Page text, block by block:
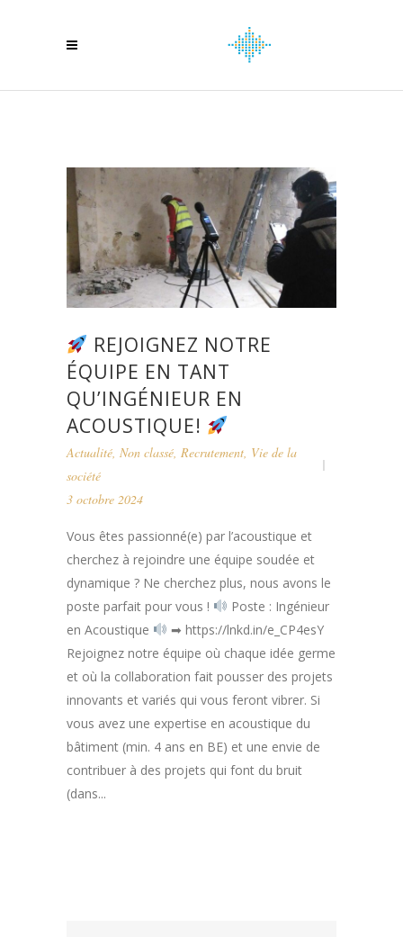
REJOIGNEZ NOTRE
ÉQUIPE EN TANT
QU’INGÉNIEUR EN
ACOUSTIQUE!
Actualité, Non classé, Recrutement, Vie de la
société
3 octobre 2024
Vous êtes passionné(e) par l’acoustique et
cherchez à rejoindre une équipe soudée et
dynamique ? Ne cherchez plus, nous avons le
poste parfait pour vous !
Poste : Ingénieur
en Acoustique
➡ https://lnkd.in/e_CP4esY
Rejoignez notre équipe où chaque idée germe
et où la collaboration fait pousser des projets
innovants et variés qui vous feront vibrer. Si
vous avez une expertise en acoustique du
bâtiment (min. 4 ans en BE) et une envie de
contribuer à des projets qui font du bruit
(dans...